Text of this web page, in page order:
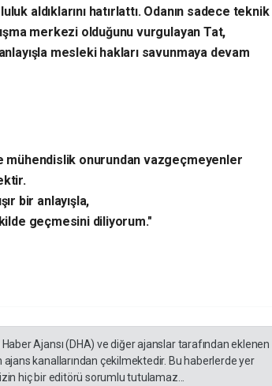
aldıklarını hatırlattı. Odanın sadece teknik
merkezi olduğunu vurgulayan Tat,
mesleki hakları savunmaya devam
mühendislik onurundan vazgeçmeyenler
bir anlayışla,
geçmesini diliyorum."
Ajansı (DHA) ve diğer ajanslar tarafından eklenen
kanallarından çekilmektedir. Bu haberlerde yer
hiç bir editörü sorumlu tutulamaz...